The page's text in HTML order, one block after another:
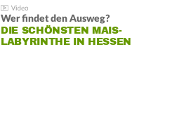
Wer findet den Ausweg?
DIE SCHÖNSTEN MAIS-
LABYRINTHE IN HESSEN